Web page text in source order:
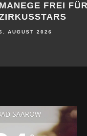
SAAROW
° °